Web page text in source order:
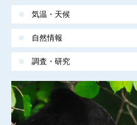
気温・天候
自然情報
調査・研究